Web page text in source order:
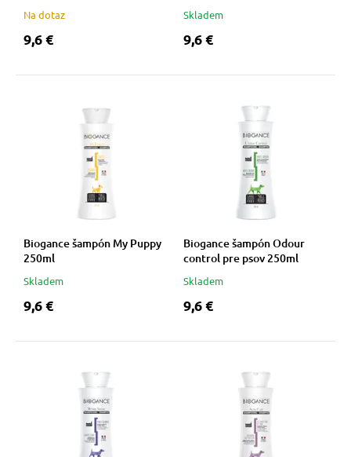
Na dotaz
9,6 €
Skladem
9,6 €
Biogance šampón My Puppy
250ml
Skladem
9,6 €
Biogance šampón Odour
control pre psov 250ml
Skladem
9,6 €